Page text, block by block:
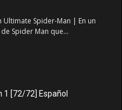
Ultimate Spider-Man | En un
Spider Man que...
1 [72/72] Español